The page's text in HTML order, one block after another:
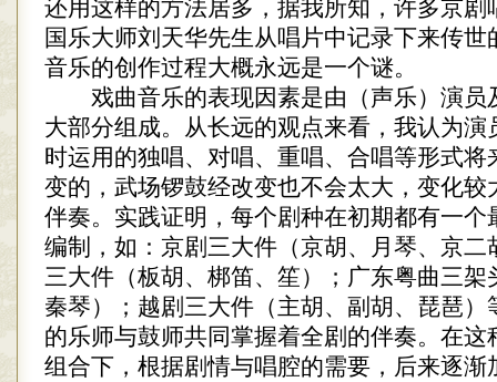
还用这样的方法居多，据我所知，许多京剧
国乐大师刘天华先生从唱片中记录下来传世
音乐的创作过程大概永远是一个谜。
戏曲音乐的表现因素是由（声乐）演员
大部分组成。从长远的观点来看，我认为演
时运用的独唱、对唱、重唱、合唱等形式将
变的，武场锣鼓经改变也不会太大，变化较
伴奏。实践证明，每个剧种在初期都有一个
编制，如：京剧三大件（京胡、月琴、京二
三大件（板胡、梆笛、笙）；广东粤曲三架
秦琴）；越剧三大件（主胡、副胡、琵琶）
的乐师与鼓师共同掌握着全剧的伴奏。在这
组合下，根据剧情与唱腔的需要，后来逐渐